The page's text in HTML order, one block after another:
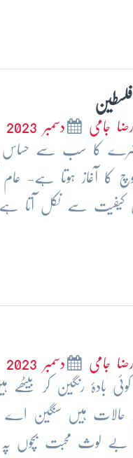
جامی
دسمبر 2023
کا سب سے حساس
کا آغاز ہوتا ہے- عام
اس کیفیت سے نکل آتا
جامی
دسمبر 2023
بادۂ رنگین کر
پہ حالات ہیں
لوث محبت بچوں پہ